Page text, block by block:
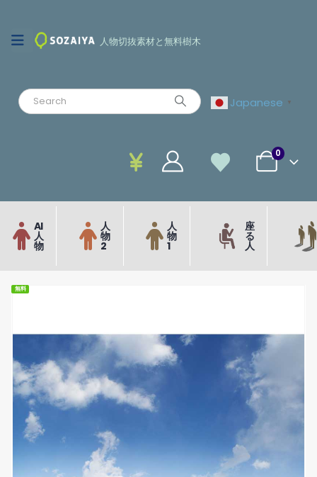
人物切抜素材と無料樹木
Japanese ▼
0
AI
人
物
人
物
2
人
物
1
座
る
人
無料